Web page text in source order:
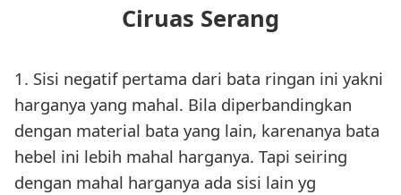
Ciruas Serang
1. Sisi negatif pertama dari bata ringan ini yakni
harganya yang mahal. Bila diperbandingkan
dengan material bata yang lain, karenanya bata
hebel ini lebih mahal harganya. Tapi seiring
dengan mahal harganya ada sisi lain yg